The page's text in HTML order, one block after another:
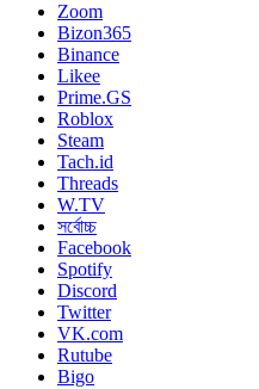
Zoom
Bizon365
Binance
Likee
Prime.GS
Roblox
Steam
Tach.id
Threads
W.TV
সর্বোচ্চ
Facebook
Spotify
Discord
Twitter
VK.com
Rutube
Bigo